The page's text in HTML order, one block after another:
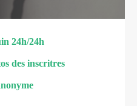
24h/24h
des inscritres